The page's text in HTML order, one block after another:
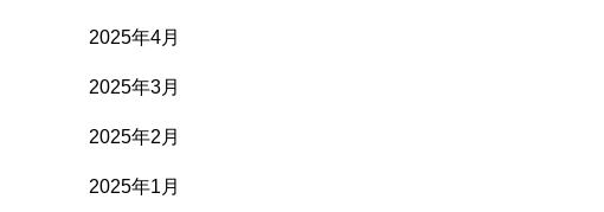
2025年4月
2025年3月
2025年2月
2025年1月